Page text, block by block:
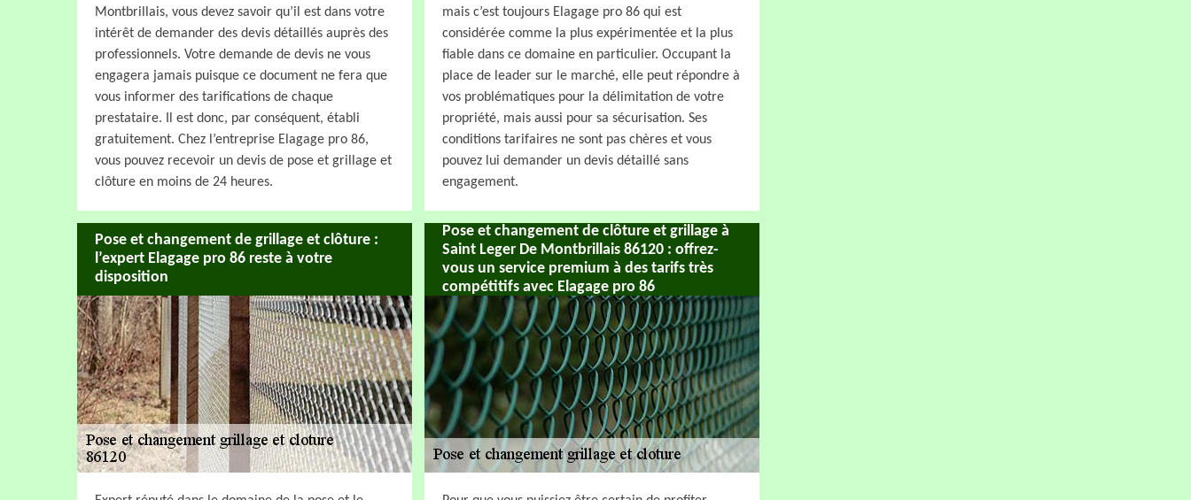
Montbrillais, vous devez savoir qu’il est dans votre
intérêt de demander des devis détaillés auprès des
professionnels. Votre demande de devis ne vous
engagera jamais puisque ce document ne fera que
vous informer des tarifications de chaque
prestataire. Il est donc, par conséquent, établi
gratuitement. Chez l’entreprise Elagage pro 86,
vous pouvez recevoir un devis de pose et grillage et
clôture en moins de 24 heures.
mais c’est toujours Elagage pro 86 qui est
considérée comme la plus expérimentée et la plus
fiable dans ce domaine en particulier. Occupant la
place de leader sur le marché, elle peut répondre à
vos problématiques pour la délimitation de votre
propriété, mais aussi pour sa sécurisation. Ses
conditions tarifaires ne sont pas chères et vous
pouvez lui demander un devis détaillé sans
engagement.
Pose et changement de grillage et clôture :
l’expert Elagage pro 86 reste à votre
disposition
Pose et changement de clôture et grillage à
Saint Leger De Montbrillais 86120 : offrez-
vous un service premium à des tarifs très
compétitifs avec Elagage pro 86